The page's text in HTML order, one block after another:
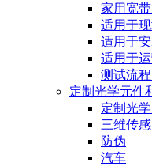
家用宽
适用于
适用于
适用于
测试流
定制光学元件
定制光
三维传感
防伪
汽车